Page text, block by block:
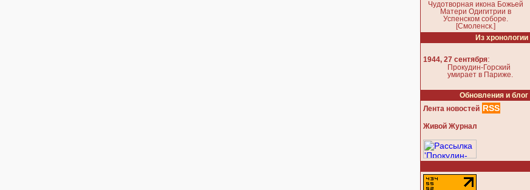
Чудотворная икона Божьей
Матери Одигитрии в
Успенском соборе.
[Смоленск.]
Из хронологии
1944, 27 сентября:
Прокудин-Горский
умирает в Париже.
Обновления и блог
Лента новостей RSS
Живой Журнал